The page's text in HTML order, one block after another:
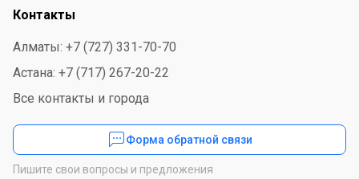
Контакты
Алматы: +7 (727) 331-70-70
Астана: +7 (717) 267-20-22
Все контакты и города
Форма обратной связи
Пишите свои вопросы и предложения